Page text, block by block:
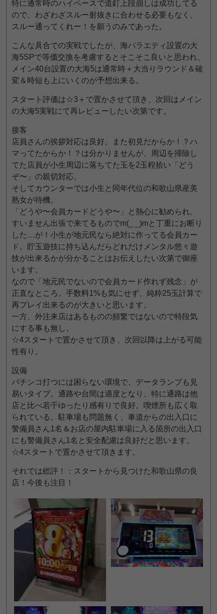
特に通常時のハイペースで道釘上段崩しは成功してる
ので、わざわざスルー射抜きに合わせる必要もなく、
スルー通ってくれー！を願うのみであった。
こんな具合での実戦でしたが、海バラエティ設置の大
海5SPで等価交換を考慮するとそこそこ良いと思われ、
メイン40台設置の大海5は通常時＋大当りラウンド＆確
変＆時短も上にいくのが予想出来る。
スタート評価は☆3＋で置かさせて頂き、次回はメイン
の大海5実戦にて再レビューしたい次第です。
接客
店員さんの挨拶対応は良好。また初見だからか！？ハ
マってたからか！？は分かりませんが、周辺を掃除し
てた店員が小生周辺に落ちてた玉を2玉程拾い「どう
ぞ〜」の親切対応。
そしてカウンターでは小生と同年代位の和歌山県産美
熟女が待機。
「どうや〜会員カードどうや〜」と熱心に勧められ、
すいません出張で来てるものでm(_ _)mと丁重にお断り
した…が！小生が地元民なら絶対に作ってる会員カー
ド。貯玉遊技に持ち込んだらどれだけメンタル悠々遊
技が出来るかが分かることはお伝えしたい次第で御座
います。
なので「地元民でないので会員カード作れず残念」が
正直なところ。手数料1%も気にせず、純粋25玉計算で
再プレイ出来るのが大きいと思います。
一方、外注来店はあるものの頻繁ではないので特段気
にする事も無し。
☆4スタートで置かさせて頂き、次回以降は上がる可能
性有り。
設備
パチンコ打つには困らない環境で、データランプも見
易いタイプ。通路や台間は適度となり、特に通路は他
店と比べ若干ゆったり感有りで良好。喫煙所も広く取
られている。駐車場も問題無く、車道からの出入口に
警備員さん1名＆お店の屋内駐車場に入る箇所の出入口
にも警備員さん1名と安全配慮は良好だと思います。
☆4スタートで置かさせて頂きます。
それでは総評！：スタートから見つけた和歌山県の良
店！今後も注目！